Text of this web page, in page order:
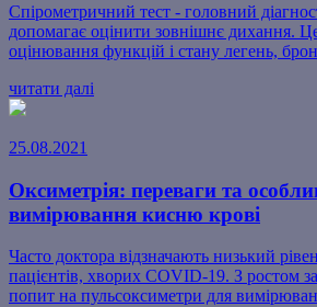
Спірометричний тест - головний
допомагає оцінити зовнішнє дихання.
оцінювання функцій і стану легень,
читати далі
25.08.2021
Оксиметрія: переваги та
вимірювання кисню крові
Часто доктора відзначають низький
пацієнтів, хворих COVID-19. З ростом
попит на пульсоксиметри для